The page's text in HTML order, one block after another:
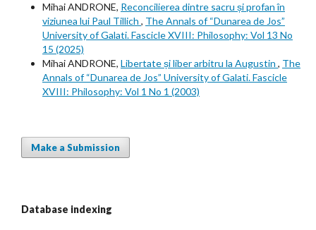
Mihai ANDRONE, Reconcilierea dintre sacru și profan în
viziunea lui Paul Tillich , The Annals of “Dunarea de Jos”
University of Galati. Fascicle XVIII: Philosophy: Vol 13 No
15 (2025)
Mihai ANDRONE, Libertate și liber arbitru la Augustin , The
Annals of “Dunarea de Jos” University of Galati. Fascicle
XVIII: Philosophy: Vol 1 No 1 (2003)
Make a Submission
Database indexing